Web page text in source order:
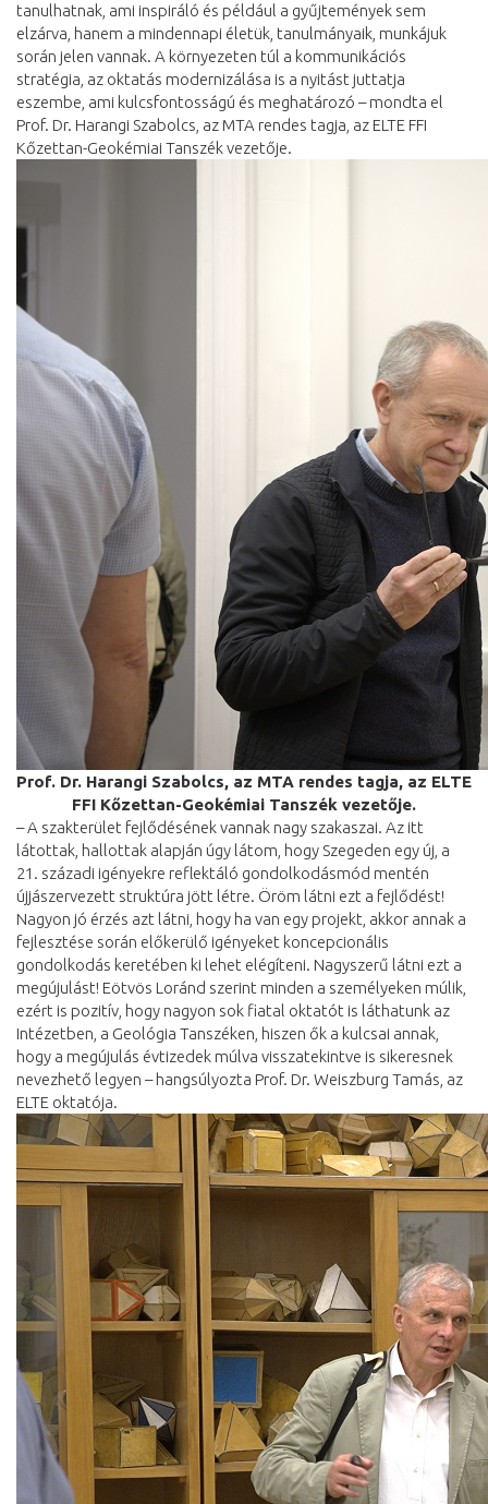
tanulhatnak, ami inspiráló és például a gyűjtemények sem
elzárva, hanem a mindennapi életük, tanulmányaik, munkájuk
során jelen vannak. A környezeten túl a kommunikációs
stratégia, az oktatás modernizálása is a nyitást juttatja
eszembe, ami kulcsfontosságú és meghatározó – mondta el
Prof. Dr. Harangi Szabolcs, az MTA rendes tagja, az ELTE FFI
Kőzettan-Geokémiai Tanszék vezetője.
Prof. Dr. Harangi Szabolcs, az MTA rendes tagja, az ELTE
FFI Kőzettan-Geokémiai Tanszék vezetője.
– A szakterület fejlődésének vannak nagy szakaszai. Az itt
látottak, hallottak alapján úgy látom, hogy Szegeden egy új, a
21. századi igényekre reflektáló gondolkodásmód mentén
újjászervezett struktúra jött létre. Öröm látni ezt a fejlődést!
Nagyon jó érzés azt látni, hogy ha van egy projekt, akkor annak a
fejlesztése során előkerülő igényeket koncepcionális
gondolkodás keretében ki lehet elégíteni. Nagyszerű látni ezt a
megújulást! Eötvös Loránd szerint minden a személyeken múlik,
ezért is pozitív, hogy nagyon sok fiatal oktatót is láthatunk az
Intézetben, a Geológia Tanszéken, hiszen ők a kulcsai annak,
hogy a megújulás évtizedek múlva visszatekintve is sikeresnek
nevezhető legyen – hangsúlyozta Prof. Dr. Weiszburg Tamás, az
ELTE oktatója.